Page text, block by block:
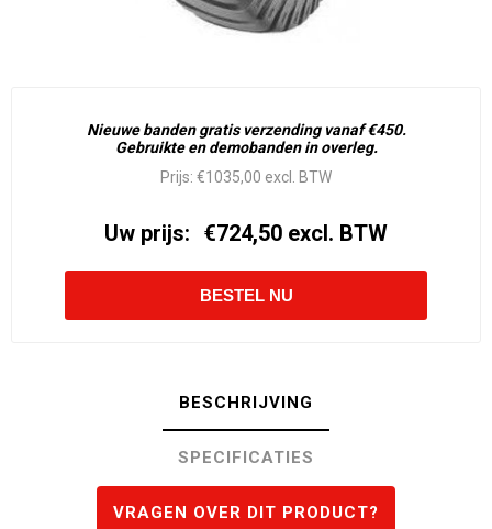
Nieuwe banden gratis verzending vanaf €450.
Gebruikte en demobanden in overleg.
Prijs: €1035,00 excl. BTW
Uw prijs: €724,50 excl. BTW
BESCHRIJVING
SPECIFICATIES
VRAGEN OVER DIT PRODUCT?